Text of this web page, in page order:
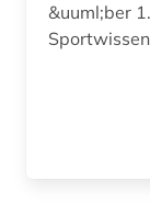
&uuml;ber